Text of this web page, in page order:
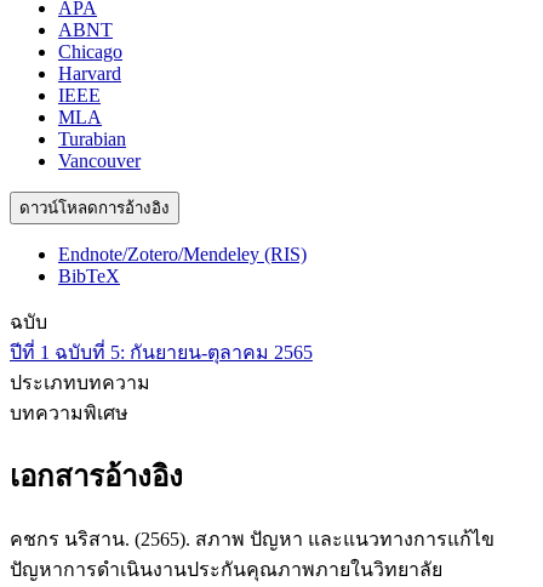
APA
ABNT
Chicago
Harvard
IEEE
MLA
Turabian
Vancouver
ดาวน์โหลดการอ้างอิง
Endnote/Zotero/Mendeley (RIS)
BibTeX
ฉบับ
ปีที่ 1 ฉบับที่ 5: กันยายน-ตุลาคม 2565
ประเภทบทความ
บทความพิเศษ
เอกสารอ้างอิง
คชกร นริสาน. (2565). สภาพ ปัญหา และแนวทางการแก้ไข
ปัญหาการดำเนินงานประกันคุณภาพภายในวิทยาลัย